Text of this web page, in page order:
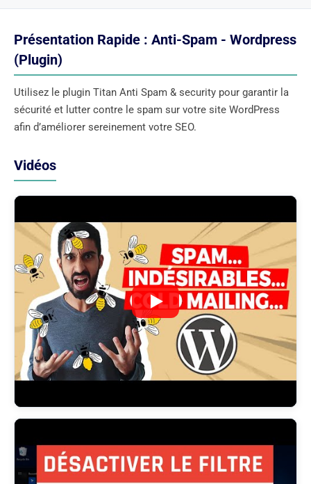
Présentation Rapide : Anti-Spam - Wordpress
(Plugin)
Utilisez le plugin Titan Anti Spam & security pour garantir la
sécurité et lutter contre le spam sur votre site WordPress
afin d’améliorer sereinement votre SEO.
Vidéos